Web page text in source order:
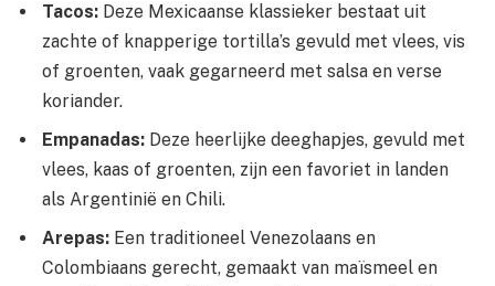
Tacos: Deze Mexicaanse klassieker bestaat uit
zachte of knapperige tortilla’s gevuld met vlees, vis
of groenten, vaak gegarneerd met salsa en verse
koriander.
Empanadas: Deze heerlijke deeghapjes, gevuld met
vlees, kaas of groenten, zijn een favoriet in landen
als Argentinië en Chili.
Arepas: Een traditioneel Venezolaans en
Colombiaans gerecht, gemaakt van maïsmeel en